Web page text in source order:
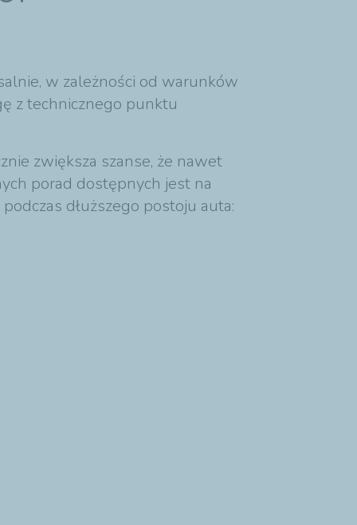
w zależności od warunków
z technicznego punktu
zwiększa szanse, że nawet
porad dostępnych jest na
dłuższego postoju auta: